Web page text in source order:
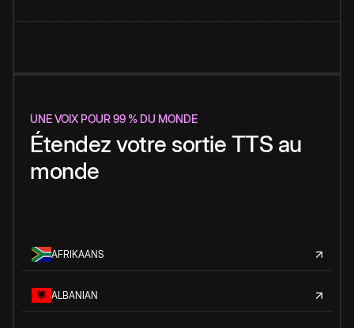
UNE VOIX POUR 99 % DU MONDE
Étendez votre sortie TTS au
monde
AFRIKAANS
ALBANIAN